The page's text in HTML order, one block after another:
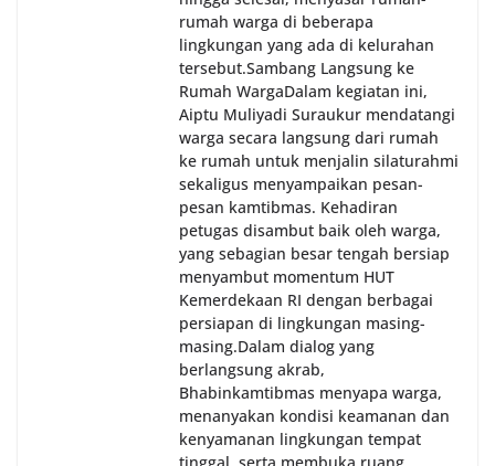
rumah warga di beberapa
lingkungan yang ada di kelurahan
tersebut.‎Sambang Langsung ke
Rumah Warga‎Dalam kegiatan ini,
Aiptu Muliyadi Suraukur mendatangi
warga secara langsung dari rumah
ke rumah untuk menjalin silaturahmi
sekaligus menyampaikan pesan-
pesan kamtibmas. Kehadiran
petugas disambut baik oleh warga,
yang sebagian besar tengah bersiap
menyambut momentum HUT
Kemerdekaan RI dengan berbagai
persiapan di lingkungan masing-
masing.‎Dalam dialog yang
berlangsung akrab,
Bhabinkamtibmas menyapa warga,
menanyakan kondisi keamanan dan
kenyamanan lingkungan tempat